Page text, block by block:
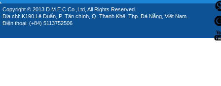
Copyright © 2013 D.M.E.C Co.,Ltd, All Rights Reserved.
Địa chỉ: K190 Lê Duẩn, P. Tân chính, Q. Thanh Khê, Thp. Đà Nẵng, Việt Nam.
Điện thoại: (+84) 5113752506